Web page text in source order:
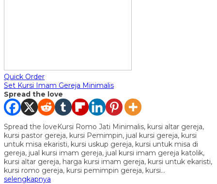
Quick Order
Set Kursi Imam Gereja Minimalis
Spread the love
Spread the loveKursi Romo Jati Minimalis, kursi altar gereja,
kursi pastor gereja, kursi Pemimpin, jual kursi gereja, kursi
untuk misa ekaristi, kursi uskup gereja, kursi untuk misa di
gereja, jual kursi imam gereja, jual kursi imam gereja katolik,
kursi altar gereja, harga kursi imam gereja, kursi untuk ekaristi,
kursi romo gereja, kursi pemimpin gereja, kursi…
selengkapnya